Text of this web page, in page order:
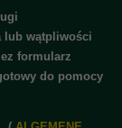
lub wątpliwości
formularz
do pomocy